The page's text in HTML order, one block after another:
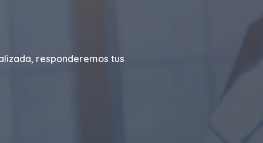
responderemos tus